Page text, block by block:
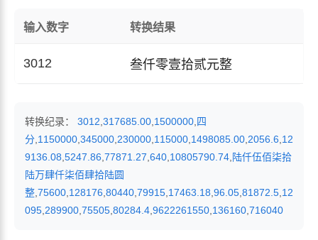
输入数字 转换结果
3012 叁仟零壹拾贰元整
转换纪录： 3012 317685.00 1500000 四
分 1150000 345000 230000 115000 1498085.00 2056.6 12
9136.08 5247.86 77871.27 640 10805790.74 陆仟伍佰柒拾
陆万肆仟柒佰肆拾陆圆
整 75600 128176 80440 79915 17463.18 96.05 81872.5 12
095 289900 75505 80284.4 9622261550 136160 716040